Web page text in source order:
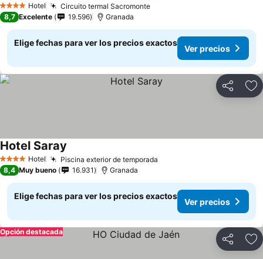
4 EstrellasHotel Circuito termal Sacromonte
8,7 Excelente 19.596 Granada
Elige fechas para ver los precios exactos
Ver precios
Compartir
4 EstrellasHotel Piscina exterior de temporada
Hotel Saray
8,4 Muy bueno 16.931 Granada
Elige fechas para ver los precios exactos
Ver precios
Compartir
Opción destacada